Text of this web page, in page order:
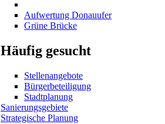
Aufwertung Donauufer
Grüne Brücke
Häufig gesucht
Stellenangebote
Bürgerbeteiligung
Stadtplanung
Sanierungsgebiete
Strategische Planung